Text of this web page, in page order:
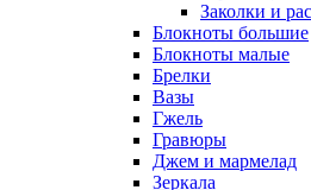
Заколки и
Блокноты большие
Блокноты малые
Брелки
Вазы
Гжель
Гравюры
Джем и мармелад
Зеркала